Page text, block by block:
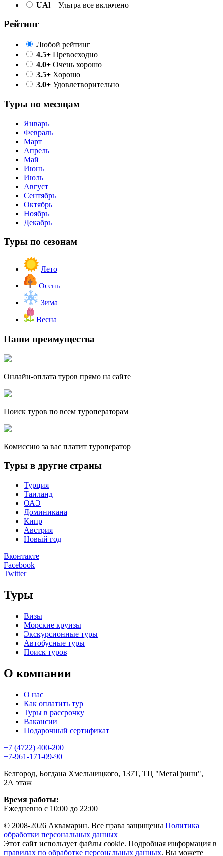
UAl – Ультра все включено
Рейтинг
Любой рейтинг
4.5+ Превосходно
4.0+ Очень хорошо
3.5+ Хорошо
3.0+ Удовлетворительно
Туры по месяцам
Январь
Февраль
Март
Апрель
Май
Июнь
Июль
Август
Сентябрь
Октябрь
Ноябрь
Декабрь
Туры по сезонам
Лето
Осень
Зима
Весна
Наши преимущества
Онлайн-оплата туров прямо на сайте
Поиск туров по всем туроператорам
Комиссию за вас платит туроператор
Туры в другие страны
Турция
Таиланд
ОАЭ
Доминикана
Кипр
Австрия
Новый год
Вконтакте
Facebook
Twitter
Туры
Визы
Морские круизы
Экскурсионные туры
Автобусные туры
Поиск туров
О компании
О нас
Как оплатить тур
Туры в рассрочку
Вакансии
Подарочный сертификат
+7 (4722) 400-200
+7-961-171-09-90
Белгород, Богдана Хмельницкого, 137Т, ТЦ "МегаГринн",
2А этаж
Время работы:
Ежедневно с 10:00 до 22:00
© 2008-2026 Аквамарин. Все права защищены Политика
обработки персональных данных
Этот сайт использует файлы cookie. Подробная информация в
правилах по обработке персональных данных. Вы можете